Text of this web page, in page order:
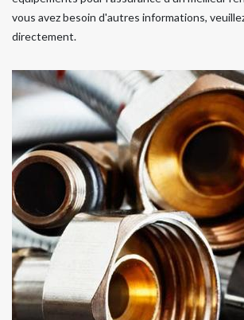
vous avez besoin d'autres informations,
directement.